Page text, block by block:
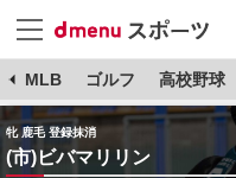
MLB ゴルフ 高校野球
牝 鹿毛 登録抹消
(市)ビバマリリン